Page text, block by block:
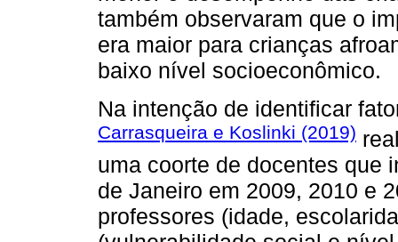
também observaram que o
era maior para crianças
baixo nível socioeconômico.
Na intenção de identificar
Carrasqueira e Koslinki (2019)
uma coorte de docentes que
de Janeiro em 2009, 2010 e
professores (idade,